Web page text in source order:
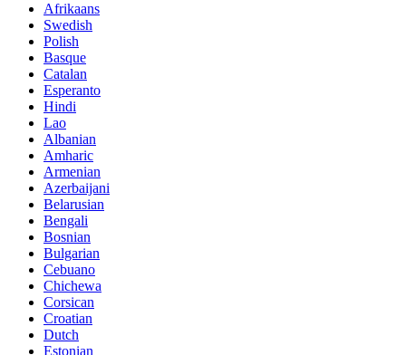
Afrikaans
Swedish
Polish
Basque
Catalan
Esperanto
Hindi
Lao
Albanian
Amharic
Armenian
Azerbaijani
Belarusian
Bengali
Bosnian
Bulgarian
Cebuano
Chichewa
Corsican
Croatian
Dutch
Estonian